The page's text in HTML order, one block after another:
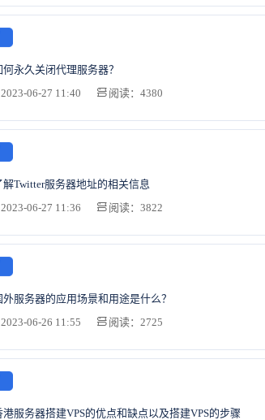
何永久关闭代理服务器？
06-27 11:40
阅读：4380
解Twitter服务器地址的相关信息
06-27 11:36
阅读：3822
外服务器的应用场景和用途是什么？
06-26 11:55
阅读：2725
港服务器搭建VPS的优点和缺点以及搭建VPS的步骤